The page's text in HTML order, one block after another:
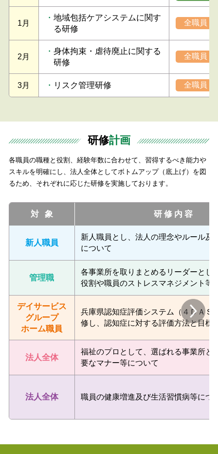
1月
地域包括ケアシステムに関す
る研修
全職員
2月
身体拘束・虐待廃止に関する
研修
全職員
3月 リスク管理研修 全職員
研修計画
各職員の職種と役割、経験年数に合わせて、習得するべき能力や
スキルを明確にし、 法人全体としてボトムアップ（底上げ）を図
るため、それぞれに応じた研修を実施しております。
対象 研修内容
新人職員
新人職員とし、法人の理念やルール及
について
管理職
各事業所を取りまとめるリーダーとし
役割や職員のストレスマネジメント等
デイサービス
グループ
ホーム職員
兵庫県認知症評価システム（４ＤＡＳ
修し、認知症に対する評価方法と目標
法人全体
福祉のプロとして、選ばれる事業所と
要なマナー等について
法人全体 職員の健康増進及び生活習慣病等につ